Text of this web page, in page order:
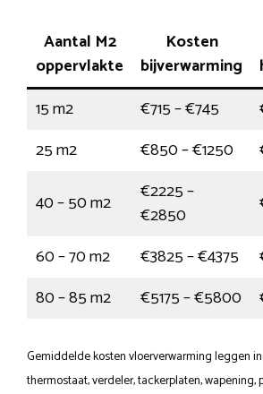
Aantal M2
oppervlakte
Kosten
bijverwarming
15 m2
€715 – €745
25 m2
€850 – €1250
40 – 50 m2
€2225 –
€2850
60 – 70 m2
€3825 – €4375
80 – 85 m2
€5175 – €5800
Gemiddelde kosten vloerverwarming leggen
thermostaat, verdeler, tackerplaten, wapening,